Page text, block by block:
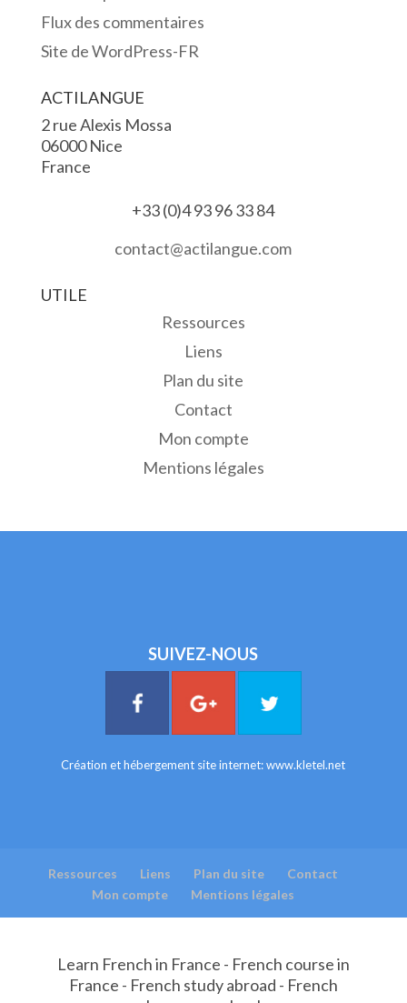
Flux des commentaires
Site de WordPress-FR
ACTILANGUE
2 rue Alexis Mossa
06000 Nice
France
+33 (0)4 93 96 33 84
contact@actilangue.com
UTILE
Ressources
Liens
Plan du site
Contact
Mon compte
Mentions légales
SUIVEZ-NOUS
Création et hébergement site internet:www.kletel.net
Ressources Liens Plan du site
Contact
Mon compte
Mentions légales
Learn French in France - French course in
France - French study abroad - French